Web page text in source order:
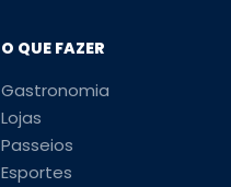
O QUE FAZER
Gastronomia
Lojas
Passeios
Esportes